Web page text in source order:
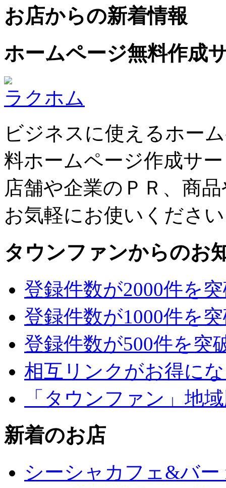
お店からの新着情報
ホームページ無料作成
ラクホム
ビジネスに使えるホー
料ホームページ作成サ
店舗や企業のＰＲ、商
お気軽にお使いくださ
タウンファンからのお
登録件数が2000件を
登録件数が1000件を
登録件数が500件を突
相互リンクがお得に
「タウンファン」地
新着のお店
シーシャカフェ&バー